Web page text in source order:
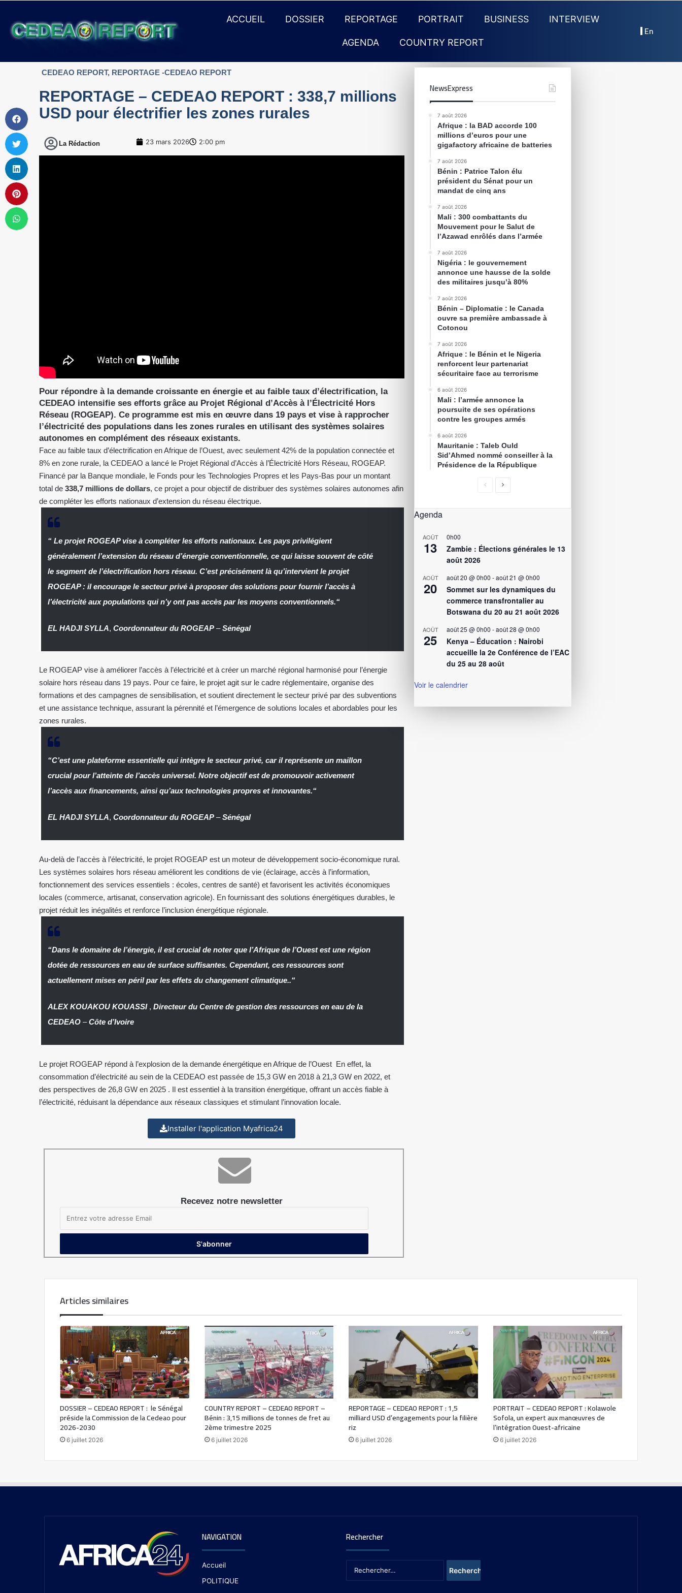
ACCUEIL DOSSIER REPORTAGE PORTRAIT BUSINESS INTERVIEW
AGENDA COUNTRY REPORT
En
CEDEAO REPORT, REPORTAGE -CEDEAO REPORT
REPORTAGE – CEDEAO REPORT : 338,7 millions
USD pour électrifier les zones rurales
La Rédaction 23 mars 2026 2:00 pm
Pour répondre à la demande croissante en énergie et au faible taux d’électrification, la
CEDEAO intensifie ses efforts grâce au Projet Régional d’Accès à l’Électricité Hors
Réseau (ROGEAP). Ce programme est mis en œuvre dans 19 pays et vise à rapprocher
l’électricité des populations dans les zones rurales en utilisant des systèmes solaires
autonomes en complément des réseaux existants.
Face au faible taux d’électrification en Afrique de l’Ouest, avec seulement 42% de la population connectée et
8% en zone rurale, la CEDEAO a lancé le Projet Régional d’Accès à l’Électricité Hors Réseau, ROGEAP.
Financé par la Banque mondiale, le Fonds pour les Technologies Propres et les Pays-Bas pour un montant
total de 338,7 millions de dollars, ce projet a pour objectif de distribuer des systèmes solaires autonomes afin
de compléter les efforts nationaux d’extension du réseau électrique.
“ Le projet ROGEAP vise à compléter les efforts nationaux. Les pays privilégient
généralement l’extension du réseau d’énergie conventionnelle, ce qui laisse souvent de côté
le segment de l’électrification hors réseau. C’est précisément là qu’intervient le projet
ROGEAP : il encourage le secteur privé à proposer des solutions pour fournir l’accès à
l’électricité aux populations qui n’y ont pas accès par les moyens conventionnels.“
EL HADJI SYLLA,Coordonnateur du ROGEAP –Sénégal
Le ROGEAP vise à améliorer l’accès à l’électricité et à créer un marché régional harmonisé pour l’énergie
solaire hors réseau dans 19 pays. Pour ce faire, le projet agit sur le cadre réglementaire, organise des
formations et des campagnes de sensibilisation, et soutient directement le secteur privé par des subventions
et une assistance technique, assurant la pérennité et l’émergence de solutions locales et abordables pour les
zones rurales.
“C’est une plateforme essentielle qui intègre le secteur privé, car il représente un maillon
crucial pour l’atteinte de l’accès universel. Notre objectif est de promouvoir activement
l’accès aux financements, ainsi qu’aux technologies propres et innovantes.“
EL HADJI SYLLA,Coordonnateur du ROGEAP –Sénégal
Au-delà de l’accès à l’électricité, le projet ROGEAP est un moteur de développement socio-économique rural.
Les systèmes solaires hors réseau améliorent les conditions de vie (éclairage, accès à l’information,
fonctionnement des services essentiels : écoles, centres de santé) et favorisent les activités économiques
locales (commerce, artisanat, conservation agricole). En fournissant des solutions énergétiques durables, le
projet réduit les inégalités et renforce l’inclusion énergétique régionale.
“Dans le domaine de l’énergie, il est crucial de noter que l’Afrique de l’Ouest est une région
dotée de ressources en eau de surface suffisantes. Cependant, ces ressources sont
actuellement mises en péril par les effets du changement climatique..“
ALEX KOUAKOU KOUASSI ,Directeur du Centre de gestion des ressources en eau de la
CEDEAO–Côte d’Ivoire
Le projet ROGEAP répond à l’explosion de la demande énergétique en Afrique de l’Ouest En effet, la
consommation d’électricité au sein de la CEDEAO est passée de 15,3 GW en 2018 à 21,3 GW en 2022, et
des perspectives de 26,8 GW en 2025 . Il est essentiel à la transition énergétique, offrant un accès fiable à
l’électricité, réduisant la dépendance aux réseaux classiques et stimulant l’innovation locale.
Installer l'application Myafrica24
Recevez notre newsletter
NewsExpress
7 août 2026
Afrique : la BAD accorde 100
millions d’euros pour une
gigafactory africaine de batteries
7 août 2026
Bénin : Patrice Talon élu
président du Sénat pour un
mandat de cinq ans
7 août 2026
Mali : 300 combattants du
Mouvement pour le Salut de
l’Azawad enrôlés dans l’armée
7 août 2026
Nigéria : le gouvernement
annonce une hausse de la solde
des militaires jusqu’à 80%
7 août 2026
Bénin – Diplomatie : le Canada
ouvre sa première ambassade à
Cotonou
7 août 2026
Afrique : le Bénin et le Nigeria
renforcent leur partenariat
sécuritaire face au terrorisme
6 août 2026
Mali : l’armée annonce la
poursuite de ses opérations
contre les groupes armés
6 août 2026
Mauritanie : Taleb Ould
Sid’Ahmed nommé conseiller à la
Présidence de la République
Agenda
AOÛT
13
0h00
Zambie : Élections générales le 13
août 2026
AOÛT
20
août 20 @ 0h00 -août 21 @ 0h00
Sommet sur les dynamiques du
commerce transfrontalier au
Botswana du 20 au 21 août 2026
AOÛT
25
août 25 @ 0h00 -août 28 @ 0h00
Kenya – Éducation : Nairobi
accueille la 2e Conférence de l’EAC
du 25 au 28 août
Voir le calendrier
Articles similaires
DOSSIER – CEDEAO REPORT : le Sénégal
préside la Commission de la Cedeao pour
2026-2030
6 juillet 2026
COUNTRY REPORT – CEDEAO REPORT –
Bénin : 3,15 millions de tonnes de fret au
2ème trimestre 2025
6 juillet 2026
REPORTAGE – CEDEAO REPORT : 1,5
milliard USD d’engagements pour la filière
riz
6 juillet 2026
PORTRAIT – CEDEAO REPORT : Kolawole
Sofola, un expert aux manœuvres de
l’intégration Ouest-africaine
6 juillet 2026
NAVIGATION
Accueil
POLITIQUE
Rechercher